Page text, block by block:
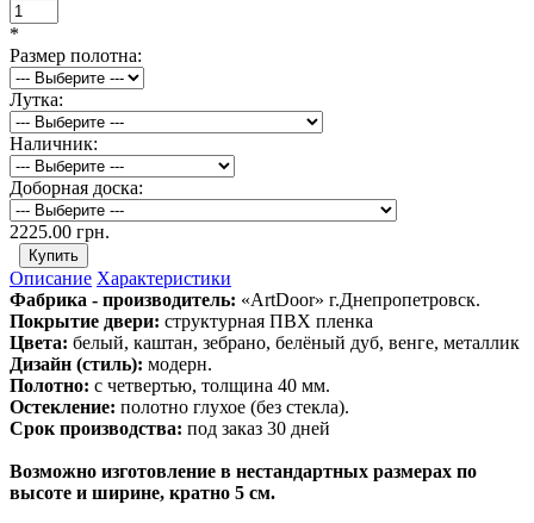
*
Размер полотна:
Лутка:
Наличник:
Доборная доска:
2225.00 грн.
Описание Характеристики
Фабрика - производитель: «ArtDoor» г.Днепропетровск.
Покрытие двери: структурная ПВХ пленка
Цвета: белый, каштан, зебрано, белёный дуб, венге, металлик
Дизайн (стиль): модерн.
Полотно: с четвертью, толщина 40 мм.
Остекление: полотно глухое (без стекла).
Срок производства: под заказ 30 дней
Возможно изготовление в нестандартных размерах по
высоте и ширине, кратно 5 см.